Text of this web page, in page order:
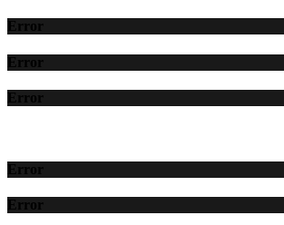
Error
Error
Error
Error
Error